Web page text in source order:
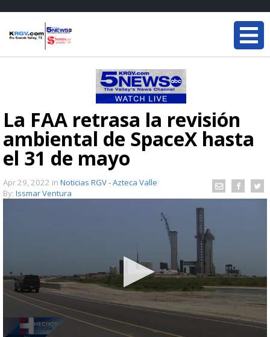
La FAA retrasa la revisión
ambiental de SpaceX hasta
el 31 de mayo
Apr 29, 2022 in Noticias RGV - Azteca Valle
By: Issmar Ventura